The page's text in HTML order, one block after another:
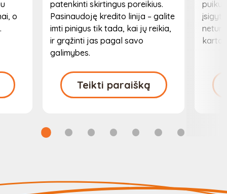
o
patenkinti skirtingus poreikius.
Pasinaudoję kredito linija – galite
imti pinigus tik tada, kai jų reikia,
ir grąžinti jas pagal savo
galimybes.
Teikti paraišką
įsigyti
karto.